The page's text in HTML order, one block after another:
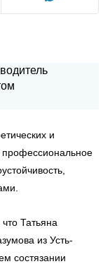
и
профессиональное
Татьяна
из Усть-
состязании